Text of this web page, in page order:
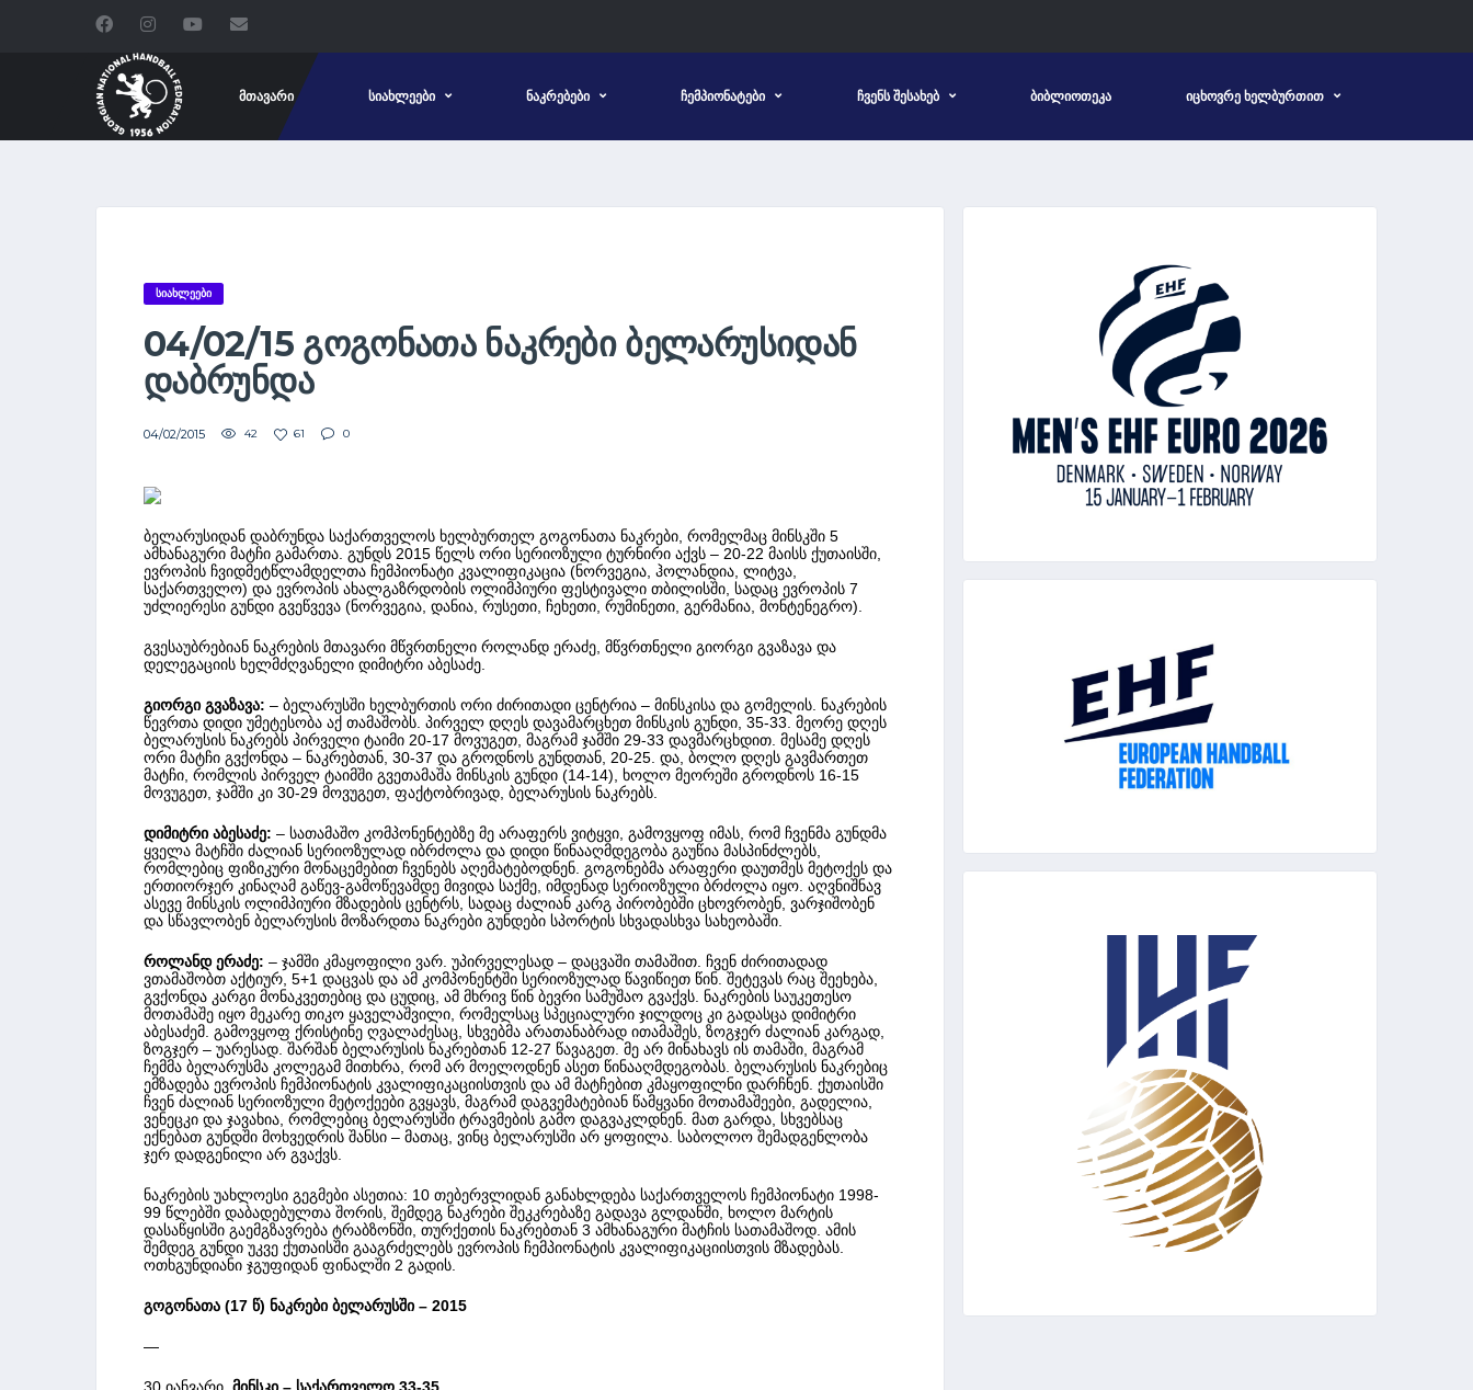
ᲛᲗᲐᲕᲐᲠᲘ ᲡᲘᲐᲮᲚᲔᲔᲑᲘ ᲜᲐᲙᲠᲔᲑᲔᲑᲘ ᲩᲔᲛᲞᲘᲝᲜᲐᲢᲔᲑᲘ ᲩᲕᲔᲜᲡ ᲨᲔᲡᲐᲮᲔᲑ ᲑᲘᲑᲚᲘᲝᲗᲔᲙᲐ ᲘᲪᲮᲝᲕᲠᲔ ᲮᲔᲚᲑᲣᲠᲗᲘᲗ
ᲡᲘᲐᲮᲚᲔᲔᲑᲘ
04/02/15 ᲒᲝᲒᲝᲜᲐᲗᲐ ᲜᲐᲙᲠᲔᲑᲘ ᲑᲔᲚᲐᲠᲣᲡᲘᲓᲐᲜ
ᲓᲐᲑᲠᲣᲜᲓᲐ
04/02/2015 42 61 0
ბელარუსიდან დაბრუნდა საქართველოს ხელბურთელ გოგონათა ნაკრები, რომელმაც მინსკში 5
ამხანაგური მატჩი გამართა. გუნდს 2015 წელს ორი სერიოზული ტურნირი აქვს – 20-22 მაისს ქუთაისში,
ევროპის ჩვიდმეტწლამდელთა ჩემპიონატი კვალიფიკაცია (ნორვეგია, ჰოლანდია, ლიტვა,
საქართველო) და ევროპის ახალგაზრდობის ოლიმპიური ფესტივალი თბილისში, სადაც ევროპის 7
უძლიერესი გუნდი გვეწვევა (ნორვეგია, დანია, რუსეთი, ჩეხეთი, რუმინეთი, გერმანია, მონტენეგრო).
გვესაუბრებიან ნაკრების მთავარი მწვრთნელი როლანდ ერაძე, მწვრთნელი გიორგი გვაზავა და
დელეგაციის ხელმძღვანელი დიმიტრი აბესაძე.
გიორგი გვაზავა: – ბელარუსში ხელბურთის ორი ძირითადი ცენტრია – მინსკისა და გომელის. ნაკრების
წევრთა დიდი უმეტესობა აქ თამაშობს. პირველ დღეს დავამარცხეთ მინსკის გუნდი, 35-33. მეორე დღეს
ბელარუსის ნაკრებს პირველი ტაიმი 20-17 მოვუგეთ, მაგრამ ჯამში 29-33 დავმარცხდით. მესამე დღეს
ორი მატჩი გვქონდა – ნაკრებთან, 30-37 და გროდნოს გუნდთან, 20-25. და, ბოლო დღეს გავმართეთ
მატჩი, რომლის პირველ ტაიმში გვეთამაშა მინსკის გუნდი (14-14), ხოლო მეორეში გროდნოს 16-15
მოვუგეთ, ჯამში კი 30-29 მოვუგეთ, ფაქტობრივად, ბელარუსის ნაკრებს.
დიმიტრი აბესაძე: – სათამაშო კომპონენტებზე მე არაფერს ვიტყვი, გამოვყოფ იმას, რომ ჩვენმა გუნდმა
ყველა მატჩში ძალიან სერიოზულად იბრძოლა და დიდი წინააღმდეგობა გაუწია მასპინძლებს,
რომლებიც ფიზიკური მონაცემებით ჩვენებს აღემატებოდნენ. გოგონებმა არაფერი დაუთმეს მეტოქეს და
ერთიორჯერ კინაღამ გაწევ-გამოწევამდე მივიდა საქმე, იმდენად სერიოზული ბრძოლა იყო. აღვნიშნავ
ასევე მინსკის ოლიმპიური მზადების ცენტრს, სადაც ძალიან კარგ პირობებში ცხოვრობენ, ვარჯიშობენ
და სწავლობენ ბელარუსის მოზარდთა ნაკრები გუნდები სპორტის სხვადასხვა სახეობაში.
როლანდ ერაძე: – ჯამში კმაყოფილი ვარ. უპირველესად – დაცვაში თამაშით. ჩვენ ძირითადად
ვთამაშობთ აქტიურ, 5+1 დაცვას და ამ კომპონენტში სერიოზულად წავიწიეთ წინ. შეტევას რაც შეეხება,
გვქონდა კარგი მონაკვეთებიც და ცუდიც, ამ მხრივ წინ ბევრი სამუშაო გვაქვს. ნაკრების საუკეთესო
მოთამაშე იყო მეკარე თიკო ყაველაშვილი, რომელსაც სპეციალური ჯილდოც კი გადასცა დიმიტრი
აბესაძემ. გამოვყოფ ქრისტინე ღვალაძესაც, სხვებმა არათანაბრად ითამაშეს, ზოგჯერ ძალიან კარგად,
ზოგჯერ – უარესად. შარშან ბელარუსის ნაკრებთან 12-27 წავაგეთ. მე არ მინახავს ის თამაში, მაგრამ
ჩემმა ბელარუსმა კოლეგამ მითხრა, რომ არ მოელოდნენ ასეთ წინააღმდეგობას. ბელარუსის ნაკრებიც
ემზადება ევროპის ჩემპიონატის კვალიფიკაციისთვის და ამ მატჩებით კმაყოფილნი დარჩნენ. ქუთაისში
ჩვენ ძალიან სერიოზული მეტოქეები გვყავს, მაგრამ დაგვემატებიან წამყვანი მოთამაშეები, გადელია,
ვენეცკი და ჯავახია, რომლებიც ბელარუსში ტრავმების გამო დაგვაკლდნენ. მათ გარდა, სხვებსაც
ექნებათ გუნდში მოხვედრის შანსი – მათაც, ვინც ბელარუსში არ ყოფილა. საბოლოო შემადგენლობა
ჯერ დადგენილი არ გვაქვს.
ნაკრების უახლოესი გეგმები ასეთია: 10 თებერვლიდან განახლდება საქართველოს ჩემპიონატი 1998-
99 წლებში დაბადებულთა შორის, შემდეგ ნაკრები შეკკრებაზე გადავა გლდანში, ხოლო მარტის
დასაწყისში გაემგზავრება ტრაბზონში, თურქეთის ნაკრებთან 3 ამხანაგური მატჩის სათამაშოდ. ამის
შემდეგ გუნდი უკვე ქუთაისში გააგრძელებს ევროპის ჩემპიონატის კვალიფიკაციისთვის მზადებას.
ოთხგუნდიანი ჯგუფიდან ფინალში 2 გადის.
გოგონათა (17 წ) ნაკრები ბელარუსში – 2015
—